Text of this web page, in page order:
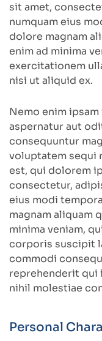
sit amet,
numquam eius
dolore magnam
enim ad minima
exercitationem
nisi ut aliquid ex.
Nemo enim
aspernatur aut
consequuntur
voluptatem sequi
est, qui dolorem
consectetur,
eius modi
magnam aliquam
minima veniam,
corporis suscipit
commodi
reprehenderit qui
nihil molestiae
Personal